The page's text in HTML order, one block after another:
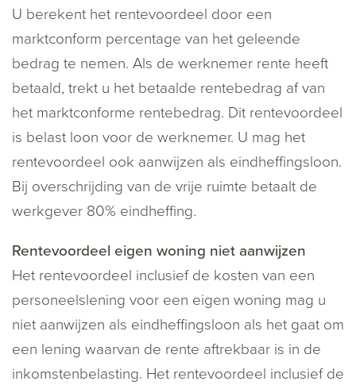
U berekent het rentevoordeel door een
marktconform percentage van het geleende
bedrag te nemen. Als de werknemer rente heeft
betaald, trekt u het betaalde rentebedrag af van
het marktconforme rentebedrag. Dit rentevoordeel
is belast loon voor de werknemer. U mag het
rentevoordeel ook aanwijzen als eindheffingsloon.
Bij overschrijding van de vrije ruimte betaalt de
werkgever 80% eindheffing.
Rentevoordeel eigen woning niet aanwijzen
Het rentevoordeel inclusief de kosten van een
personeelslening voor een eigen woning mag u
niet aanwijzen als eindheffingsloon als het gaat om
een lening waarvan de rente aftrekbaar is in de
inkomstenbelasting. Het rentevoordeel inclusief de